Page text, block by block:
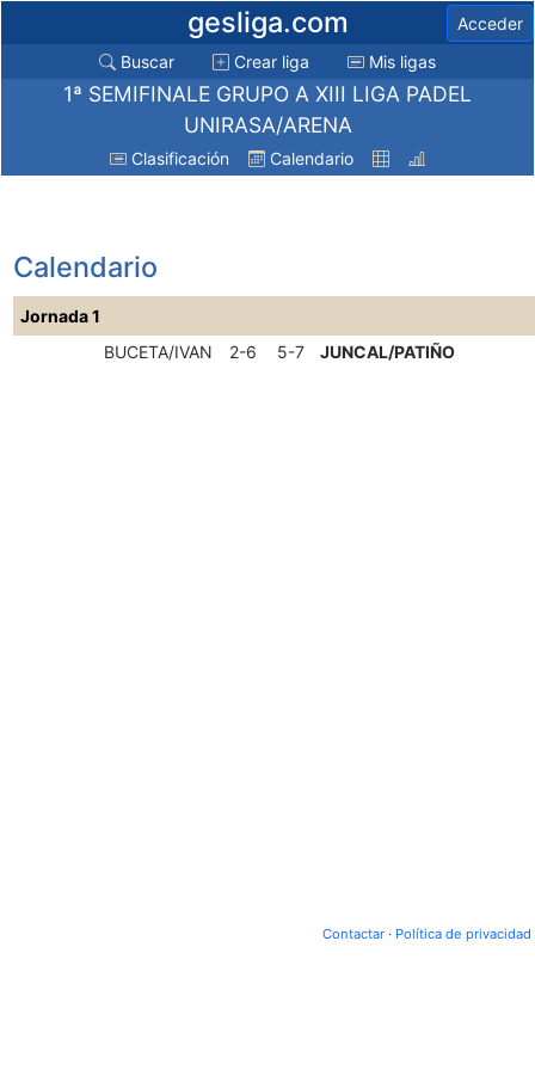
gesliga.com
Acceder
Buscar
Crear liga Mis ligas
1ª SEMIFINALE GRUPO A XIII LIGA PADEL
UNIRASA/ARENA
Clasificación Calendario
Calendario
Jornada 1
BUCETA/IVAN
2-6 5-7 JUNCAL/PATIÑO
Contactar · Política de privacidad